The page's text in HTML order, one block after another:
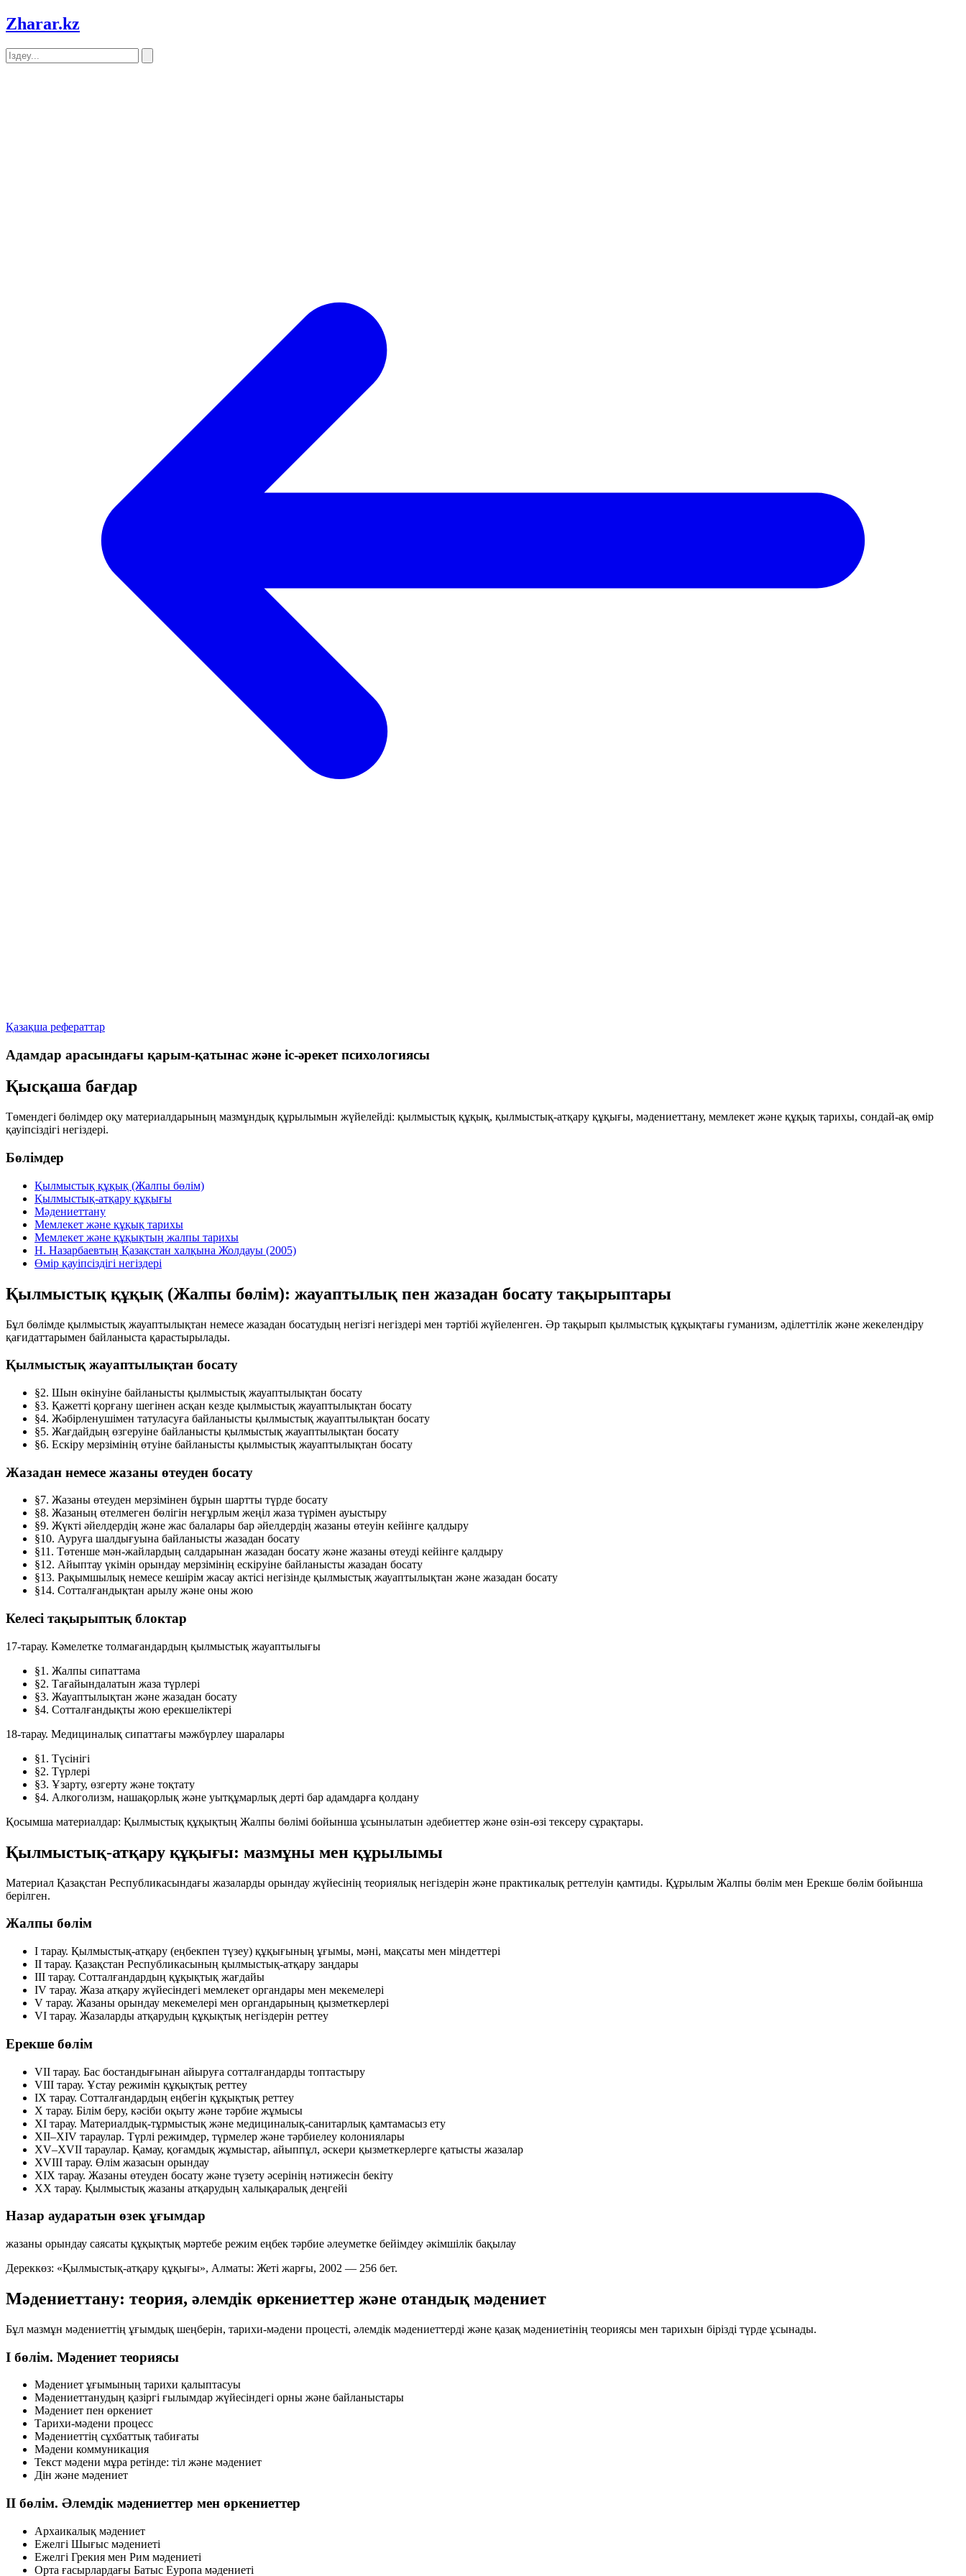
Zharar.kz
Қазақша рефераттар
Адамдар арасындағы қарым-қатынас және іс-әрекет психологиясы
Қысқаша бағдар
Төмендегі бөлімдер оқу материалдарының мазмұндық құрылымын жүйелейді: қылмыстық құқық, қылмыстық-атқару құқығы, мәдениеттану, мемлекет және құқық тарихы, сондай-ақ өмір
қауіпсіздігі негіздері.
Бөлімдер
Қылмыстық құқық (Жалпы бөлім)
Қылмыстық-атқару құқығы
Мәдениеттану
Мемлекет және құқық тарихы
Мемлекет және құқықтың жалпы тарихы
Н. Назарбаевтың Қазақстан халқына Жолдауы (2005)
Өмір қауіпсіздігі негіздері
Қылмыстық құқық (Жалпы бөлім): жауаптылық пен жазадан босату тақырыптары
Бұл бөлімде қылмыстық жауаптылықтан немесе жазадан босатудың негізгі негіздері мен тәртібі жүйеленген. Әр тақырып қылмыстық құқықтағы гуманизм, әділеттілік және жекелендіру
қағидаттарымен байланыста қарастырылады.
Қылмыстық жауаптылықтан босату
§2. Шын өкінуіне байланысты қылмыстық жауаптылықтан босату
§3. Қажетті қорғану шегінен асқан кезде қылмыстық жауаптылықтан босату
§4. Жәбірленушімен татуласуға байланысты қылмыстық жауаптылықтан босату
§5. Жағдайдың өзгеруіне байланысты қылмыстық жауаптылықтан босату
§6. Ескіру мерзімінің өтуіне байланысты қылмыстық жауаптылықтан босату
Жазадан немесе жазаны өтеуден босату
§7. Жазаны өтеуден мерзімінен бұрын шартты түрде босату
§8. Жазаның өтелмеген бөлігін неғұрлым жеңіл жаза түрімен ауыстыру
§9. Жүкті әйелдердің және жас балалары бар әйелдердің жазаны өтеуін кейінге қалдыру
§10. Ауруға шалдығуына байланысты жазадан босату
§11. Төтенше мән-жайлардың салдарынан жазадан босату және жазаны өтеуді кейінге қалдыру
§12. Айыптау үкімін орындау мерзімінің ескіруіне байланысты жазадан босату
§13. Рақымшылық немесе кешірім жасау актісі негізінде қылмыстық жауаптылықтан және жазадан босату
§14. Сотталғандықтан арылу және оны жою
Келесі тақырыптық блоктар
17-тарау. Кәмелетке толмағандардың қылмыстық жауаптылығы
§1. Жалпы сипаттама
§2. Тағайындалатын жаза түрлері
§3. Жауаптылықтан және жазадан босату
§4. Сотталғандықты жою ерекшеліктері
18-тарау. Медициналық сипаттағы мәжбүрлеу шаралары
§1. Түсінігі
§2. Түрлері
§3. Ұзарту, өзгерту және тоқтату
§4. Алкоголизм, нашақорлық және уытқұмарлық дерті бар адамдарға қолдану
Қосымша материалдар: Қылмыстық құқықтың Жалпы бөлімі бойынша ұсынылатын әдебиеттер және өзін-өзі тексеру сұрақтары.
Қылмыстық-атқару құқығы: мазмұны мен құрылымы
Материал Қазақстан Республикасындағы жазаларды орындау жүйесінің теориялық негіздерін және практикалық реттелуін қамтиды. Құрылым Жалпы бөлім мен Ерекше бөлім бойынша
берілген.
Жалпы бөлім
I тарау. Қылмыстық-атқару (еңбекпен түзеу) құқығының ұғымы, мәні, мақсаты мен міндеттері
II тарау. Қазақстан Республикасының қылмыстық-атқару заңдары
III тарау. Сотталғандардың құқықтық жағдайы
IV тарау. Жаза атқару жүйесіндегі мемлекет органдары мен мекемелері
V тарау. Жазаны орындау мекемелері мен органдарының қызметкерлері
VI тарау. Жазаларды атқарудың құқықтық негіздерін реттеу
Ерекше бөлім
VII тарау. Бас бостандығынан айыруға сотталғандарды топтастыру
VIII тарау. Ұстау режимін құқықтық реттеу
IX тарау. Сотталғандардың еңбегін құқықтық реттеу
X тарау. Білім беру, кәсіби оқыту және тәрбие жұмысы
XI тарау. Материалдық-тұрмыстық және медициналық-санитарлық қамтамасыз ету
XII–XIV тараулар. Түрлі режимдер, түрмелер және тәрбиелеу колониялары
XV–XVII тараулар. Қамау, қоғамдық жұмыстар, айыппұл, әскери қызметкерлерге қатысты жазалар
XVIII тарау. Өлім жазасын орындау
XIX тарау. Жазаны өтеуден босату және түзету әсерінің нәтижесін бекіту
XX тарау. Қылмыстық жазаны атқарудың халықаралық деңгейі
Назар аударатын өзек ұғымдар
жазаны орындау саясаты құқықтық мәртебе режим еңбек тәрбие әлеуметке бейімдеу әкімшілік бақылау
Дереккөз: «Қылмыстық-атқару құқығы», Алматы: Жеті жарғы, 2002 — 256 бет.
Мәдениеттану: теория, әлемдік өркениеттер және отандық мәдениет
Бұл мазмұн мәдениеттің ұғымдық шеңберін, тарихи-мәдени процесті, әлемдік мәдениеттерді және қазақ мәдениетінің теориясы мен тарихын бірізді түрде ұсынады.
I бөлім. Мәдениет теориясы
Мәдениет ұғымының тарихи қалыптасуы
Мәдениеттанудың қазіргі ғылымдар жүйесіндегі орны және байланыстары
Мәдениет пен өркениет
Тарихи-мәдени процесс
Мәдениеттің сұхбаттық табиғаты
Мәдени коммуникация
Текст мәдени мұра ретінде: тіл және мәдениет
Дін және мәдениет
II бөлім. Әлемдік мәдениеттер мен өркениеттер
Архаикалық мәдениет
Ежелгі Шығыс мәдениеті
Ежелгі Грекия мен Рим мәдениеті
Орта ғасырлардағы Батыс Еуропа мәдениеті